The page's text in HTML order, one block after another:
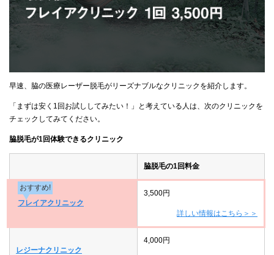
早速、脇の医療レーザー脱毛がリーズナブルなクリニックを紹介します。
「まずは安く1回お試ししてみたい！」と考えている人は、次のクリニックを
チェックしてみてください。
脇脱毛が1回体験できるクリニック
脇脱毛の1回料金
おすすめ!
フレイアクリニック
3,500円
詳しい情報はこちら＞＞
レジーナクリニック
4,000円